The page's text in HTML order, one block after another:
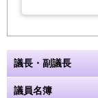
議長・副議長
議員名簿